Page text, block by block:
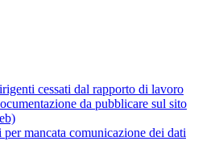
cessati dal rapporto di lavoro
da pubblicare sul sito
per mancata comunicazione dei dati